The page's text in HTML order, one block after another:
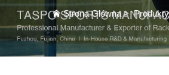
Strona Główna>Produkty